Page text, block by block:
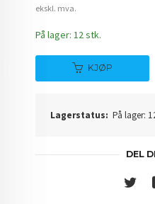
ekskl. mva.
På lager: 12 stk.
KJØP
Lagerstatus: På lager:
DEL